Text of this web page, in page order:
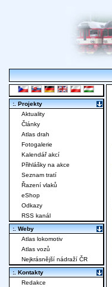
:. Projekty
Aktuality
Články
Atlas drah
Fotogalerie
Kalendář akcí
Přihlášky na akce
Seznam tratí
Řazení vlaků
eShop
Odkazy
RSS kanál
:. Weby
Atlas lokomotiv
Atlas vozů
Nejkrásnější nádraží ČR
:. Kontakty
Redakce